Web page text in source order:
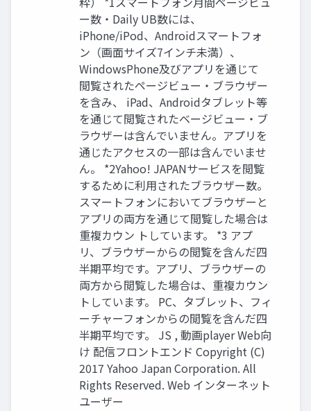
ー数・Daily UB数には、
iPhone/iPod、Androidスマートフォ
ン（画面サイズ7インチ未満）、
WindowsPhone及びアプリを通じて
閲覧されたページビュー・ブラウザー
を含み、 iPad、Androidタブレット等
を通じて閲覧されたベージビュー・ブ
ラウザーは含んでいません。アプリを
通じたアクセスの一部は含んでいませ
ん。 *2Yahoo! JAPANサービスを閲覧
するために利用されたブラウザー数。
スマートフォンにおいてブラウザーと
アプリの両方を通じて閲覧した場合は
重複カウン トしています。 *3 アプ
リ、ブラウザーからの閲覧を含んだ四
半期平均です。アプリ、ブラウザーの
両方から閲覧した場合は、重複カウン
トしています。 PC、タブレット、フィ
ーチャーフォンからの閲覧を含んだ四
半期平均です。 JS , 動画player Web向
け 配信フロントエンド Copyright (C)
2017 Yahoo Japan Corporation. All
Rights Reserved. Web インターネット
ユーザー